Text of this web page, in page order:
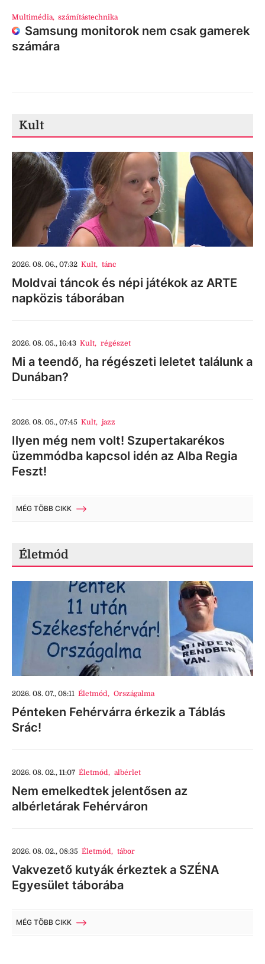
Multimédia, számítástechnika
Samsung monitorok nem csak gamerek
számára
Kult
2026. 08. 06., 07:32 Kult, tánc
Moldvai táncok és népi játékok az ARTE
napközis táborában
2026. 08. 05., 16:43 Kult, régészet
Mi a teendő, ha régészeti leletet találunk a
Dunában?
2026. 08. 05., 07:45 Kult, jazz
Ilyen még nem volt! Szupertakarékos
üzemmódba kapcsol idén az Alba Regia
Feszt!
MÉG TÖBB CIKK
Életmód
2026. 08. 07., 08:11 Életmód, Országalma
Pénteken Fehérvárra érkezik a Táblás
Srác!
2026. 08. 02., 11:07 Életmód, albérlet
Nem emelkedtek jelentősen az
albérletárak Fehérváron
2026. 08. 02., 08:35 Életmód, tábor
Vakvezető kutyák érkeztek a SZÉNA
Egyesület táborába
MÉG TÖBB CIKK